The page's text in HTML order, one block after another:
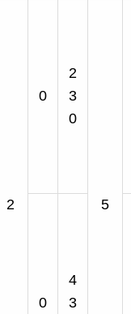
2
0
2
3
0
5
0
4
3